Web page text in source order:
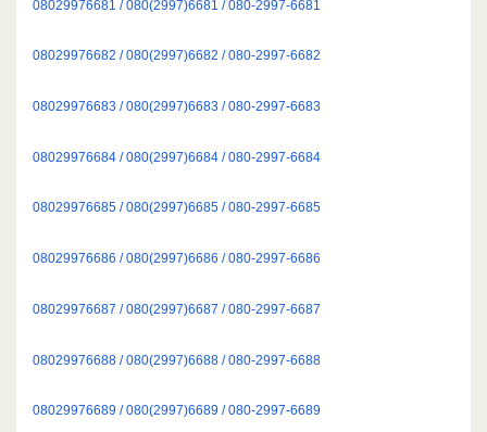
08029976681 / 080(2997)6681 / 080-2997-6681
08029976682 / 080(2997)6682 / 080-2997-6682
08029976683 / 080(2997)6683 / 080-2997-6683
08029976684 / 080(2997)6684 / 080-2997-6684
08029976685 / 080(2997)6685 / 080-2997-6685
08029976686 / 080(2997)6686 / 080-2997-6686
08029976687 / 080(2997)6687 / 080-2997-6687
08029976688 / 080(2997)6688 / 080-2997-6688
08029976689 / 080(2997)6689 / 080-2997-6689